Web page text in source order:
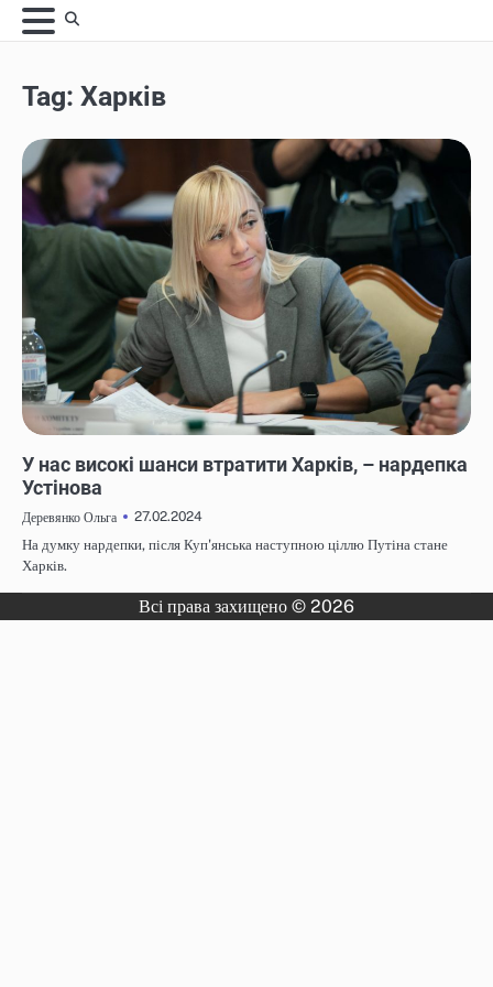
Skip
to
Tag: Харків
У нас високі шанси втратити Харків, – нардепка
Устінова
Деревянко Ольга
27.02.2024
На думку нардепки, після Куп'янська наступною ціллю Путіна стане
Харків.
Всі права захищено © 2026